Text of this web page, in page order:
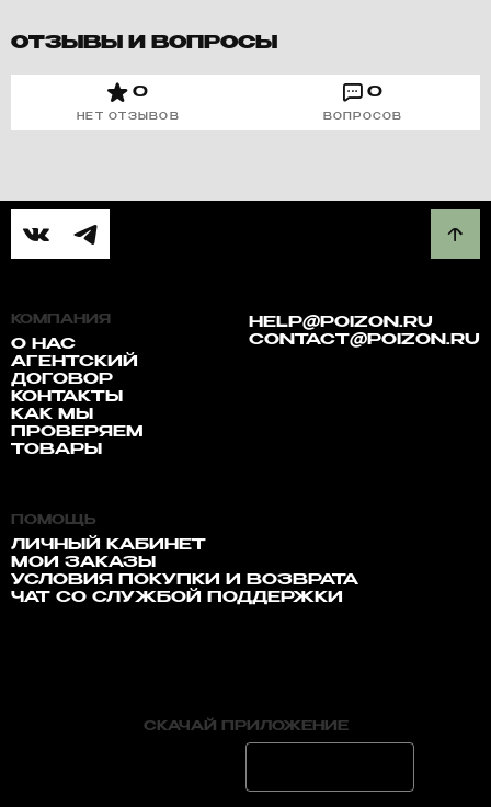
ОТЗЫВЫ И ВОПРОСЫ
0
НЕТ ОТЗЫВОВ
0
ВОПРОСОВ
КОМПАНИЯ
О НАС
АГЕНТСКИЙ
ДОГОВОР
КОНТАКТЫ
КАК МЫ
ПРОВЕРЯЕМ
ТОВАРЫ
HELP@POIZON.RU
CONTACT@POIZON.RU
ПОМОЩЬ
ЛИЧНЫЙ КАБИНЕТ
МОИ ЗАКАЗЫ
УСЛОВИЯ ПОКУПКИ И ВОЗВРАТА
ЧАТ СО СЛУЖБОЙ ПОДДЕРЖКИ
СКАЧАЙ ПРИЛОЖЕНИЕ